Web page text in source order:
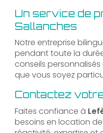
Un service de
Sallanches
Notre entreprise
pendant toute la
conseils
que vous soyez
Contactez
Faites confiance à
besoins en location